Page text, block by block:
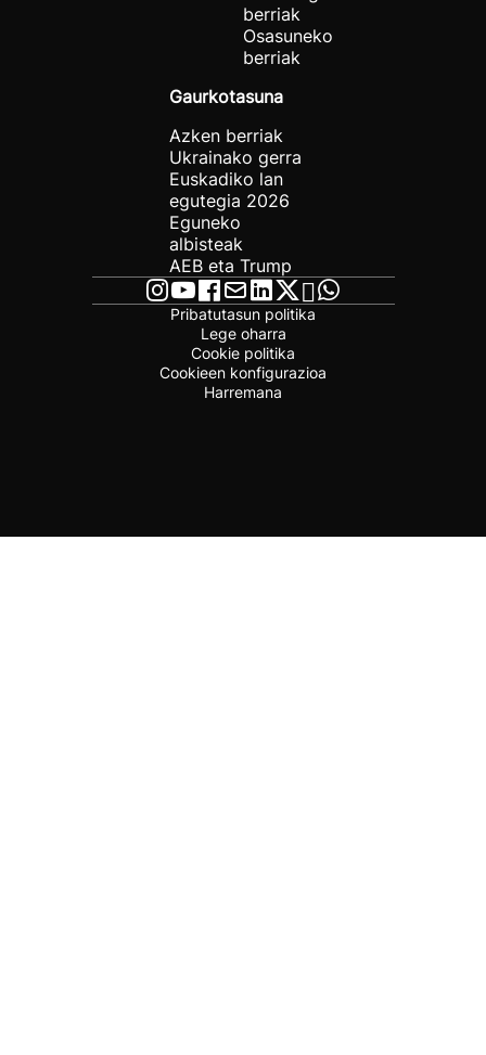
berriak
Osasuneko
berriak
Gaurkotasuna
Azken berriak
Ukrainako gerra
Euskadiko lan
egutegia 2026
Eguneko
albisteak
AEB eta Trump
Pribatutasun politika
Lege oharra
Cookie politika
Cookieen konfigurazioa
Harremana